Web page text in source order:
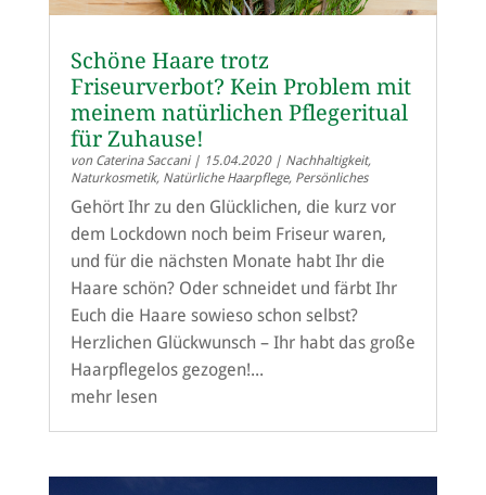
Schöne Haare trotz
Friseurverbot? Kein Problem mit
meinem natürlichen Pflegeritual
für Zuhause!
von Caterina Saccani| 15.04.2020| Nachhaltigkeit,
Naturkosmetik, Natürliche Haarpflege, Persönliches
Gehört Ihr zu den Glücklichen, die kurz vor
dem Lockdown noch beim Friseur waren,
und für die nächsten Monate habt Ihr die
Haare schön? Oder schneidet und färbt Ihr
Euch die Haare sowieso schon selbst?
Herzlichen Glückwunsch – Ihr habt das große
Haarpflegelos gezogen!...
mehr lesen